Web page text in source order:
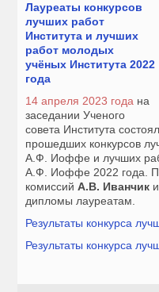
Лауреаты конкурсов
лучших работ
Института и лучших
работ молодых
учёных Института 2022
года
14 апреля 2023 года на
заседании Ученого
совета Института
прошедших конкурсов
А.Ф. Иоффе и лучших
А.Ф. Иоффе 2022 года.
комиссийА.В. Иванчик и
дипломы лауреатам.
Результаты конкурса
Результаты конкурса